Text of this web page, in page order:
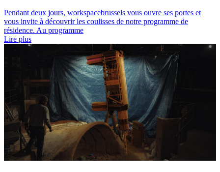
Pendant deux jours, workspacebrussels vous ouvre ses portes et
vous invite à découvrir les coulisses de notre programme de
résidence. Au programme
Lire plus